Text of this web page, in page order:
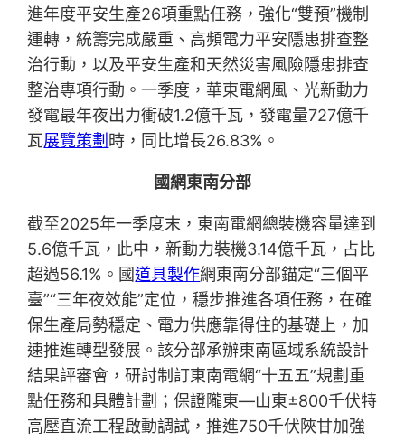
進年度平安生產26項重點任務，強化“雙預”機制
運轉，統籌完成嚴重、高頻電力平安隱患排查整
治行動，以及平安生產和天然災害風險隱患排查
整治專項行動。一季度，華東電網風、光新動力
發電最年夜出力衝破1.2億千瓦，發電量727億千
瓦展覽策劃 時，同比增長26.83%。
國網東南分部
截至2025年一季度末，東南電網總裝機容量達到
5.6億千瓦，此中，新動力裝機3.14億千瓦，占比
超過56.1%。國道具製作網東南分部錨定“三個平
臺”“三年夜效能”定位，穩步推進各項任務，在確
保生產局勢穩定、電力供應靠得住的基礎上，加
速推進轉型發展。該分部承辦東南區域系統設計
結果評審會，研討制訂東南電網“十五五”規劃重
點任務和具體計劃；保證隴東—山東±800千伏特
高壓直流工程啟動調試，推進750千伏陜甘加強